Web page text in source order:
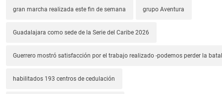
gran marcha realizada este fin de semana grupo Aventura
Guadalajara como sede de la Serie del Caribe 2026
Guerrero mostró satisfacción por el trabajo realizado -podemos perder la
habilitados 193 centros de cedulación